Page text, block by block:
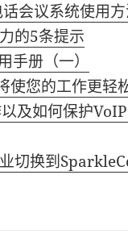
会议系统使用方
的5条提示
册（一）
您的工作更轻
及如何保护VoIP
切换到